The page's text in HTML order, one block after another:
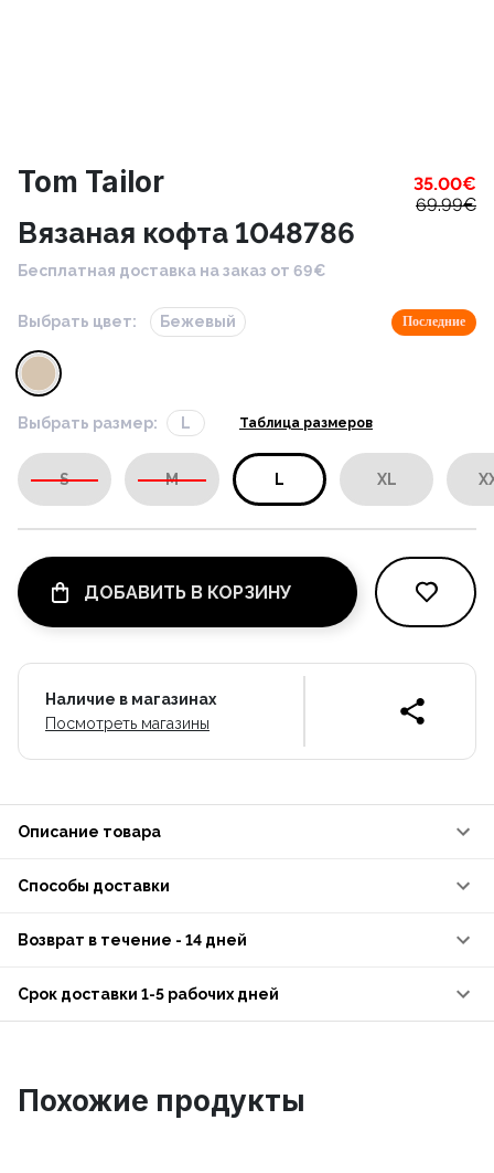
Tom Tailor 35.00€
69.99€
Вязаная кофта 1048786
Бесплатная доставка на заказ от 69€
Выбрать цвет: Бежевый Последние
Выбрать размер: L Таблица размеров
S M L XL
ДОБАВИТЬ В КОРЗИНУ
Наличие в магазинах
Посмотреть магазины
Описание товара
Способы доставки
Возврат в течение - 14 дней
Срок доставки 1-5 рабочих дней
Похожие продукты